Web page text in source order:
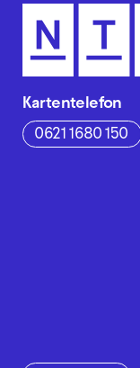
Kartentelefon
0621 1680 150